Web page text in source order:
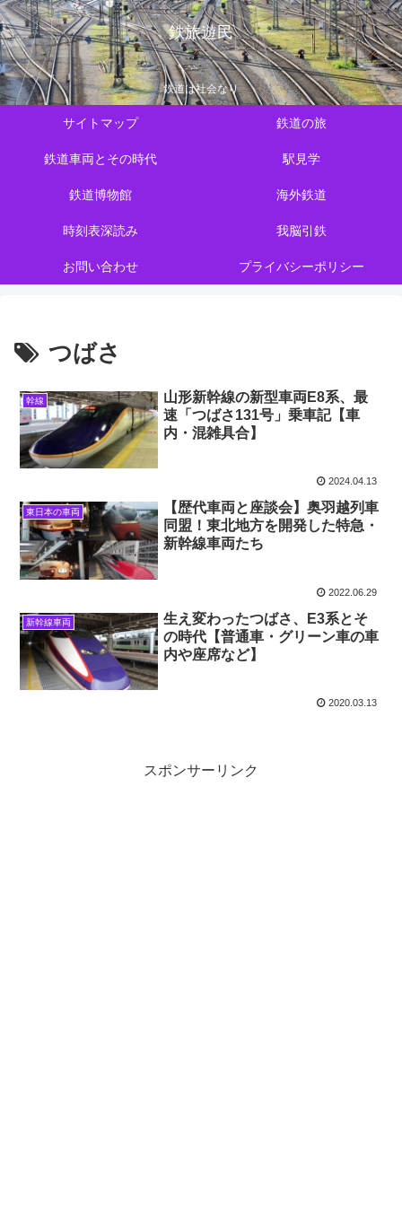
鉄旅遊民
鉄道は社会なり
サイトマップ 鉄道の旅
鉄道車両とその時代 駅見学
鉄道博物館 海外鉄道
時刻表深読み 我脳引鉄
お問い合わせ プライバシーポリシー
つばさ
幹線
山形新幹線の新型車両E8系、最
速「つばさ131号」乗車記【車
内・混雑具合】
2024.04.13
東日本の車両
【歴代車両と座談会】奥羽越列車
同盟！東北地方を開発した特急・
新幹線車両たち
2022.06.29
新幹線車両
生え変わったつばさ、E3系とそ
の時代【普通車・グリーン車の車
内や座席など】
2020.03.13
スポンサーリンク